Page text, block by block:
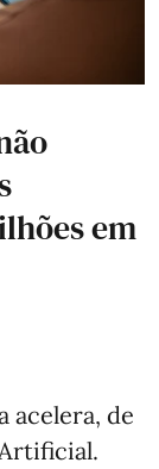
em
acelera, de